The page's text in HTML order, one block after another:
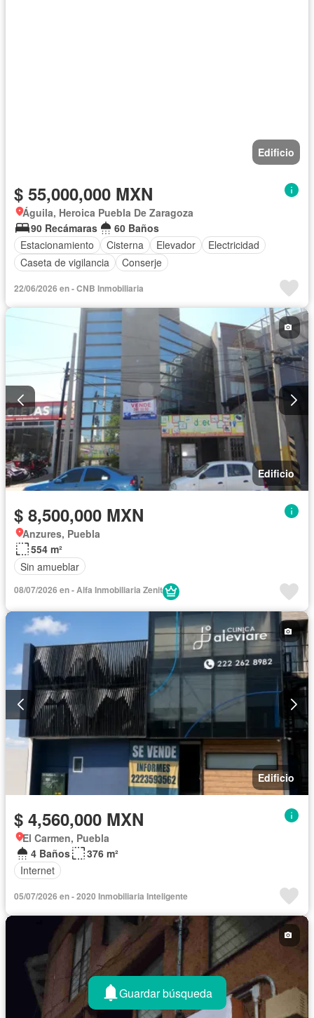
Edificio
$ 55,000,000 MXN
Águila, Heroica Puebla De Zaragoza
90 Recámaras
60 Baños
Estacionamiento
Cisterna Elevador
Electricidad
Caseta de vigilancia
Conserje
22/06/2026 en - CNB Inmobiliaria
Edificio
$ 8,500,000 MXN
Anzures, Puebla
554 m²
Sin amueblar
08/07/2026 en - Alfa Inmobiliaria Zenit
Edificio
$ 4,560,000 MXN
El Carmen, Puebla
4 Baños
376 m²
Internet
05/07/2026 en - 2020 Inmobiliaria Inteligente
Guardar búsqueda